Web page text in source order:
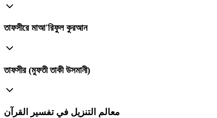
তাফসীরে মাআ'রিফুল কুরআন
তাফসীর (মুফতী তাকী উসমানী)
معالم التنزيل في تفسير القرآن